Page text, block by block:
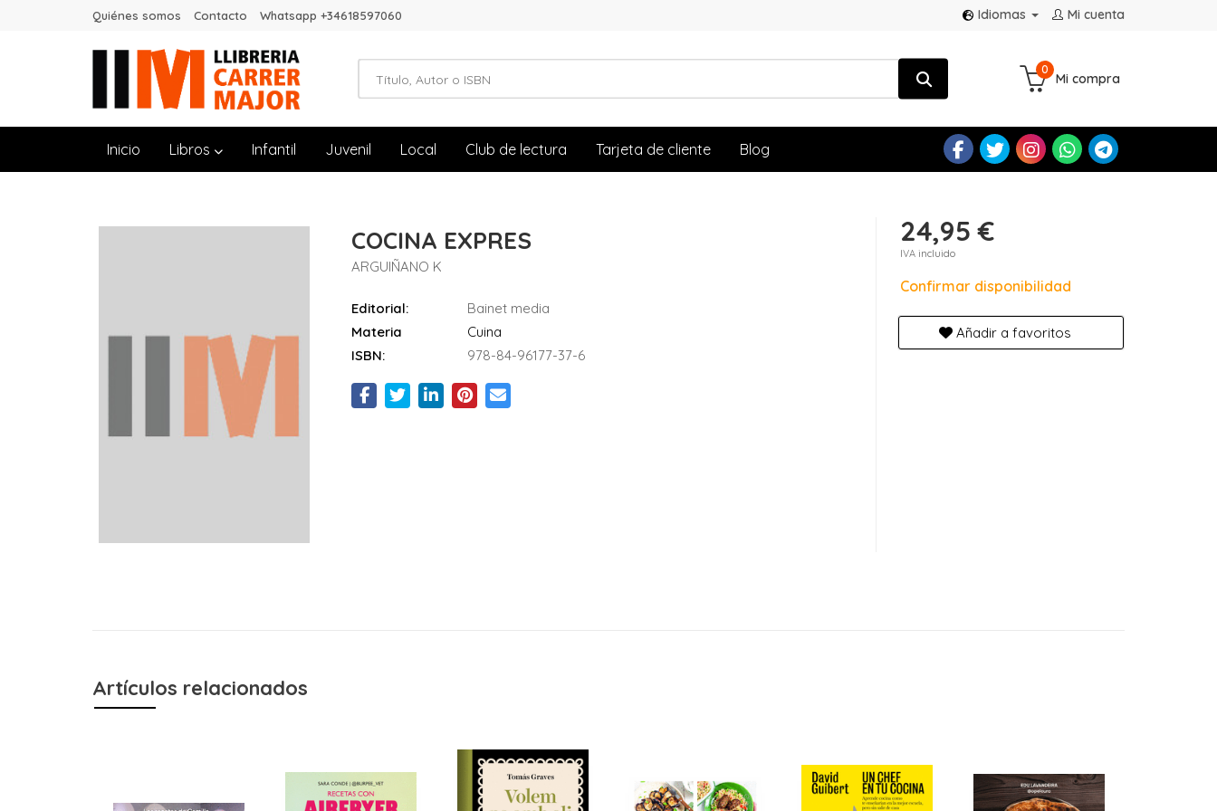
Mi cuenta
Idiomas
Quiénes somos Contacto Whatsapp +34618597060
Mi compra
0
Inicio Libros Infantil Juvenil Local Club de lectura Tarjeta de cliente Blog
COCINA EXPRES
ARGUIÑANO K
Editorial:
Bainet media
Materia
Cuina
ISBN:
978-84-96177-37-6
24,95 €
IVA incluido
Confirmar disponibilidad
Añadir a favoritos
Artículos relacionados